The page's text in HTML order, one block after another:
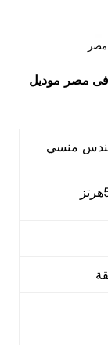
فى مصر موديل